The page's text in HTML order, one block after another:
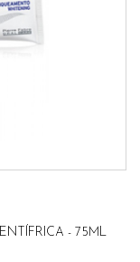
- 75ML